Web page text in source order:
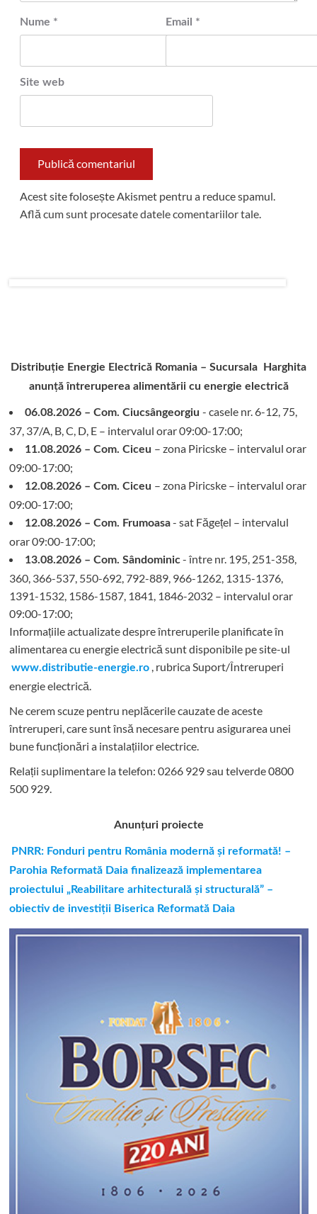
Nume * Email *
Site web
Acest site folosește Akismet pentru a reduce spamul.
Află cum sunt procesate datele comentariilor tale.
Distribuție Energie Electrică Romania – Sucursala Harghita
anunță întreruperea alimentării cu energie electrică
06.08.2026 – Com. Ciucsângeorgiu - casele nr. 6-12, 75,
37, 37/A, B, C, D, E – intervalul orar 09:00-17:00;
11.08.2026 – Com. Ciceu – zona Piricske – intervalul orar
09:00-17:00;
12.08.2026 – Com. Ciceu – zona Piricske – intervalul orar
09:00-17:00;
12.08.2026 – Com. Frumoasa- sat Făgețel – intervalul
orar 09:00-17:00;
13.08.2026 – Com. Sândominic- între nr. 195, 251-358,
360, 366-537, 550-692, 792-889, 966-1262, 1315-1376,
1391-1532, 1586-1587, 1841, 1846-2032 – intervalul orar
09:00-17:00;
Informațiile actualizate despre întreruperile planificate în
alimentarea cu energie electrică sunt disponibile pe site-ul
www.distributie-energie.ro
, rubrica Suport/Întreruperi
energie electrică.
Ne cerem scuze pentru neplăcerile cauzate de aceste
întreruperi, care sunt însă necesare pentru asigurarea unei
bune funcționări a instalațiilor electrice.
Relații suplimentare la telefon: 0266 929 sau telverde 0800
500 929.
Anunțuri proiecte
PNRR: Fonduri pentru România modernă și reformată! –
Parohia Reformată Daia finalizează implementarea
proiectului „Reabilitare arhitecturală și structurală” –
obiectiv de investiții Biserica Reformată Daia